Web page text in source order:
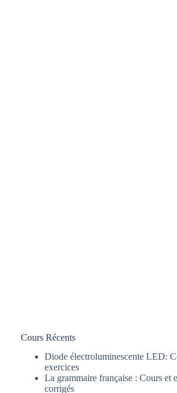
Cours Récents
Diode électroluminescente LED:
exercices
La grammaire française : Cours et
corrigés